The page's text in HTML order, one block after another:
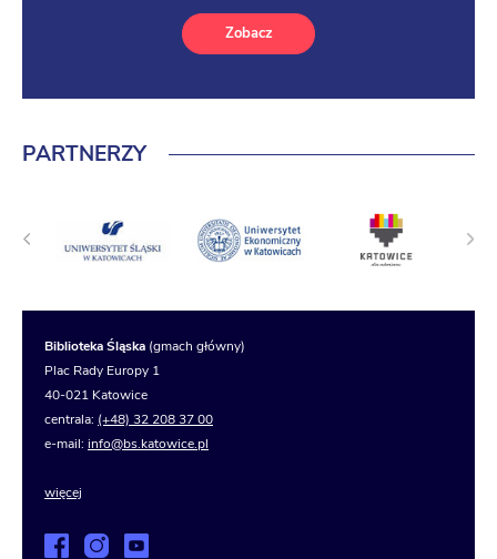
Zobacz
PARTNERZY
Biblioteka Śląska (gmach główny)
Plac Rady Europy 1
40-021 Katowice
centrala: (+48) 32 208 37 00
e-mail: info@bs.katowice.pl
więcej